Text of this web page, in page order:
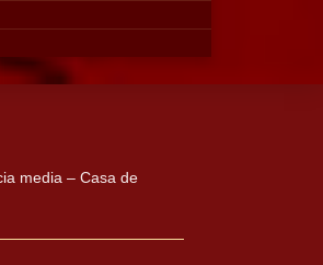
media – Casa de